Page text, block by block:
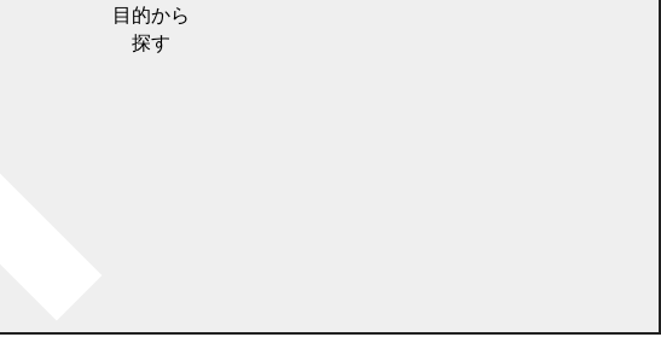
目的から
探す